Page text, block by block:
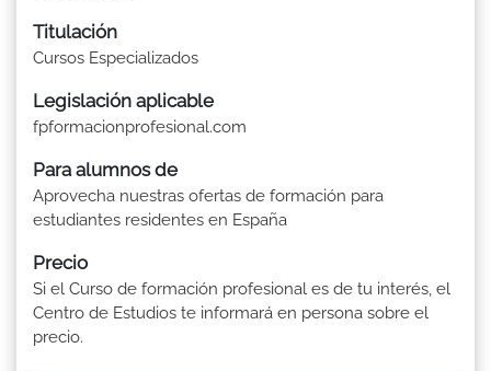
Titulación
Cursos Especializados
Legislación aplicable
fpformacionprofesional.com
Para alumnos de
Aprovecha nuestras ofertas de formación para
estudiantes residentes en España
Precio
Si el Curso de formación profesional es de tu interés, el
Centro de Estudios te informará en persona sobre el
precio.